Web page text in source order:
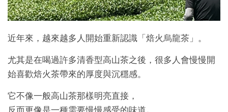
近年來，越來越多人開始重新認識「焙火烏龍茶」。
尤其是在喝過許多清香型高山茶之後，很多人會慢慢開
始喜歡焙火茶帶來的厚度與沉穩感。
它不像一般高山茶那樣明亮直接，